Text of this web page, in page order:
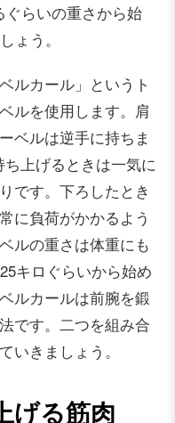
らいの重さから始
ょう。
ルカール」というト
ルを使用します。肩
ベルは逆手に持ちま
上げるときは一気に
です。下ろしたとき
に負荷がかかるよう
ルの重さは体重にも
キロぐらいから始め
ルカールは前腕を鍛
です。二つを組み合
いきましょう。
げる筋肉